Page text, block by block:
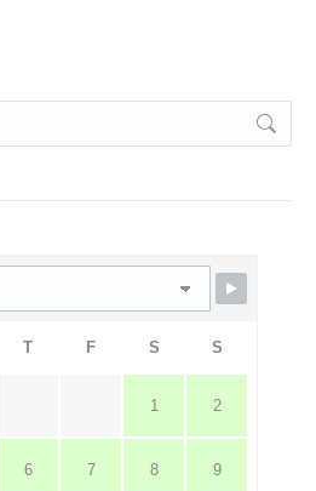
T F S S
1 2
6 7 8 9